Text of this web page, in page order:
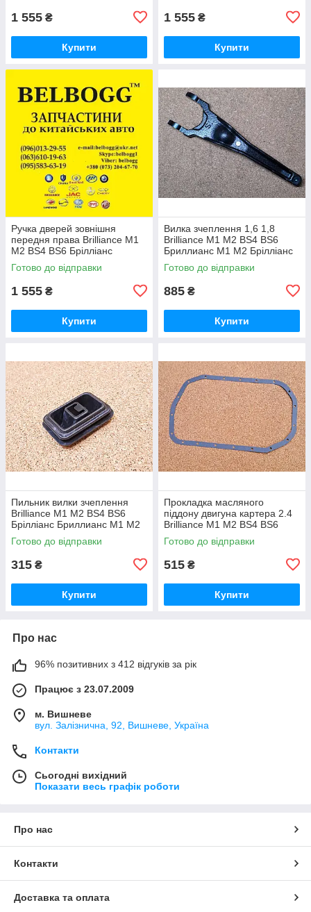
1 555 ₴
Купити
1 555 ₴
Купити
Ручка дверей зовнішня
передня права Brilliance M1
M2 BS4 BS6 Брілліанс
Бриллианс М1 М2
Готово до відправки
1 555 ₴
Купити
Вилка зчеплення 1,6 1,8
Brilliance M1 M2 BS4 BS6
Бриллианс М1 М2 Брілліанс
Готово до відправки
885 ₴
Купити
Пильник вилки зчеплення
Brilliance M1 M2 BS4 BS6
Брілліанс Бриллианс М1 М2
Готово до відправки
315 ₴
Купити
Прокладка масляного
піддону двигуна картера 2.4
Brilliance M1 M2 BS4 BS6
Брілліанс Бриллианс М1 М2
Готово до відправки
515 ₴
Купити
Про нас
96% позитивних з 412 відгуків за рік
Працює з 23.07.2009
м. Вишневе
вул. Залізнична, 92, Вишневе, Україна
Контакти
Сьогодні вихідний
Показати весь графік роботи
Про нас
Контакти
Доставка та оплата